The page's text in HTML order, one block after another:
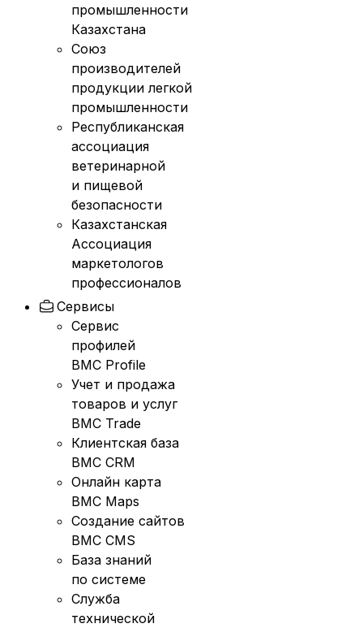
промышленности
Казахстана
Союз
производителей
продукции легкой
промышленности
Республиканская
ассоциация
ветеринарной
и пищевой
безопасности
Казахстанская
Ассоциация
маркетологов
профессионалов
Сервисы
Сервис
профилей
BMC Profile
Учет и продажа
товаров и услуг
BMC Trade
Клиентская база
BMC CRM
Онлайн карта
BMC Maps
Создание сайтов
BMC CMS
База знаний
по системе
Служба
технической